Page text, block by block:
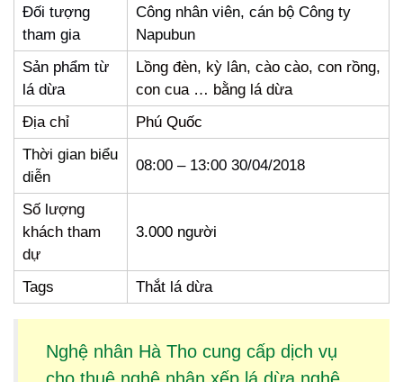
Đối tượng
tham gia
Công nhân viên, cán bộ Công ty
Napubun
Sản phẩm từ
lá dừa
Lồng đèn, kỳ lân, cào cào, con rồng,
con cua … bằng lá dừa
Địa chỉ
Phú Quốc
Thời gian biểu
diễn
08:00 – 13:00 30/04/2018
Số lượng
khách tham
dự
3.000 người
Tags Thắt lá dừa
Nghệ nhân Hà Tho cung cấp dịch vụ